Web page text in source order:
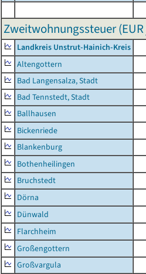
Zweitwohnungssteuer
Landkreis Unstrut-Hainich-Kreis
Altengottern
Bad Langensalza, Stadt
Bad Tennstedt, Stadt
Ballhausen
Bickenriede
Blankenburg
Bothenheilingen
Bruchstedt
Dörna
Dünwald
Flarchheim
Großengottern
Großvargula